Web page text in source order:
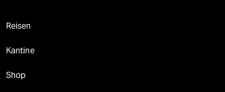
Reisen
Kantine
Shop